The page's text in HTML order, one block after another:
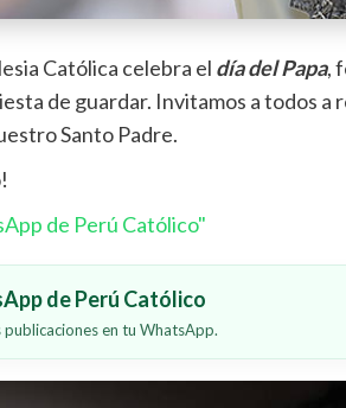
Católica celebra el día del Papa,
de guardar. Invitamos a todos a
Santo Padre.
de Perú Católico"
de Perú Católico
en tu WhatsApp.